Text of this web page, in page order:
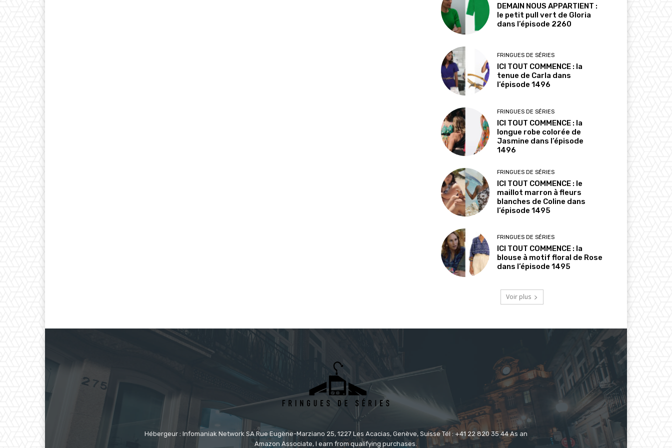
DEMAIN NOUS APPARTIENT :
le petit pull vert de Gloria
dans l’épisode 2260
FRINGUES DE SÉRIES
ICI TOUT COMMENCE : la
tenue de Carla dans
l’épisode 1496
FRINGUES DE SÉRIES
ICI TOUT COMMENCE : la
longue robe colorée de
Jasmine dans l’épisode
1496
FRINGUES DE SÉRIES
ICI TOUT COMMENCE : le
maillot marron à fleurs
blanches de Coline dans
l’épisode 1495
FRINGUES DE SÉRIES
ICI TOUT COMMENCE : la
blouse à motif floral de Rose
dans l’épisode 1495
Voir plus
Hébergeur : Infomaniak Network SA Rue Eugène-Marziano 25, 1227 Les Acacias, Genève, Suisse Tél : +41 22 820 35 44 As an
Amazon Associate, I earn from qualifying purchases.